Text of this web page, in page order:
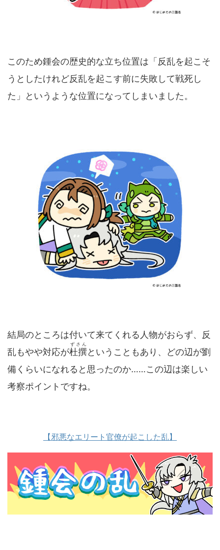
このため鍾会の歴史的な立ち位置は「反乱を起こそ
うとしたけれど反乱を起こす前に失敗して戦死し
た」というような位置になってしまいました。
結局のところは付いて来てくれる人物がおらず、反
乱もやや対応が杜撰
ずさん
ということもあり、どの辺が劉
備くらいになれると思ったのか……この辺は楽しい
考察ポイントですね。
【邪悪なエリート官僚が起こした乱】